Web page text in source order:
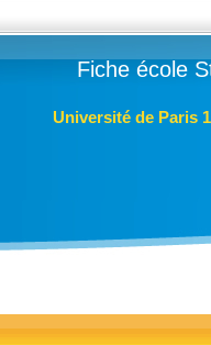
Fiche école
Université de Paris